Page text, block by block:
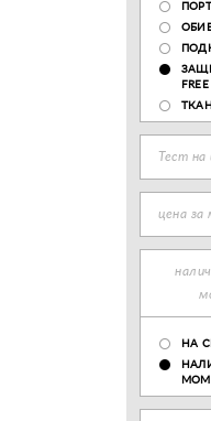
FREE
Тест на
цена
НА